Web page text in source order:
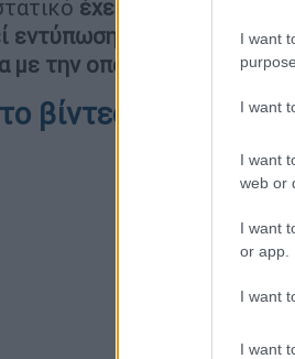
I want
I want
I want
web or
I want
or app.
I want
I want
έχει καταγγελθεί
εντύπωση η «μαεστρία»την
με την οποία λειτουργούν
βίντεο